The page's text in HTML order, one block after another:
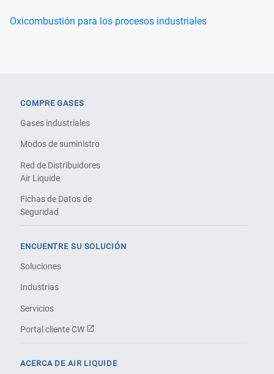
Oxicombustión para los procesos industriales
COMPRE GASES
Gases industriales
Modos de suministro
Red de Distribuidores
Air Liquide
Fichas de Datos de
Seguridad
ENCUENTRE SU SOLUCIÓN
Soluciones
Industrias
Servicios
Portal cliente CW
ACERCA DE AIR LIQUIDE